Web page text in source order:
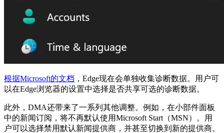
根据Microsoft的文档 ，Edge现在会单独收集诊断数据。用户可
以在Edge浏览器的设置中选择是否共享可选的诊断数据。
此外，DMA还带来了一系列其他调整。例如，在小部件面板
中的新闻订阅，将不再默认使用Microsoft Start（MSN）。用
户可以选择禁用默认新闻提供商，并甚至切换到新的提供商。